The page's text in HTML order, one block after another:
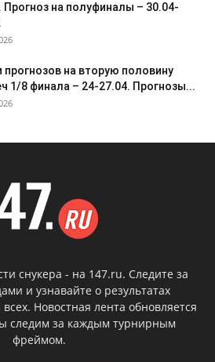
Прогноз на полуфиналы – 30.04-
прогнозов на вторую половину
1/8 финала – 24-27.04. Прогнозы...
снукера - на 147.ru. Следите за
и узнавайте о результатах
Новостная лента обновляется
следим за каждым турнирным
фреймом.